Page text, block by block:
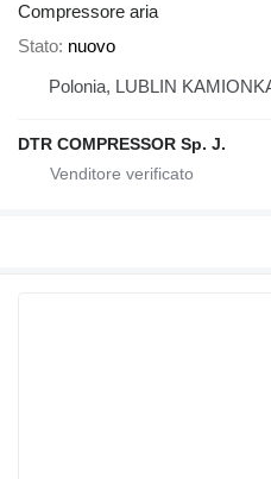
Compressore aria
Stato nuovo
Polonia, LUBLIN
DTR COMPRESSOR Sp. J.